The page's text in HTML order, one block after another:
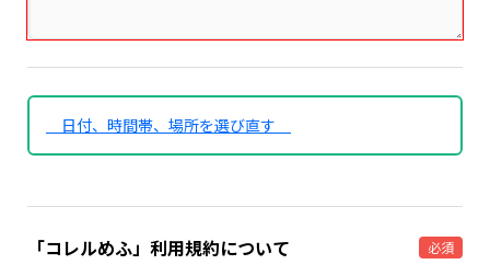
日付、時間帯、場所を選び直す
「コレルめふ」利用規約について 必須